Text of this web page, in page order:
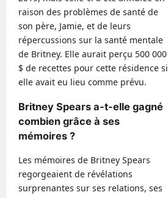
raison des problèmes de santé de
son père, Jamie, et de leurs
répercussions sur la santé mentale
de Britney. Elle aurait perçu 500 000
$ de recettes pour cette résidence si
elle avait eu lieu comme prévu.
Britney Spears a-t-elle gagné
combien grâce à ses
mémoires ?
Les mémoires de Britney Spears
regorgeaient de révélations
surprenantes sur ses relations, ses